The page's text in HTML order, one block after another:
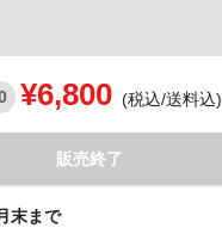
¥6,800 (税込/送料込)
販売終了
末まで